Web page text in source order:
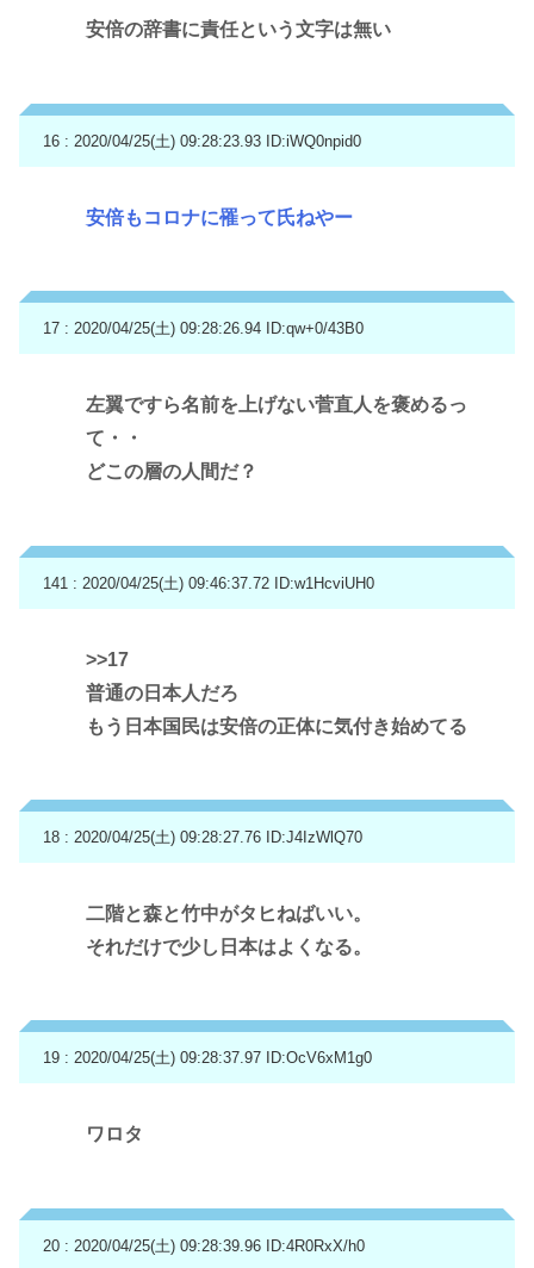
安倍の辞書に責任という文字は無い
16 : 2020/04/25(土) 09:28:23.93 ID:iWQ0npid0
安倍もコロナに罹って氏ねやー
17 : 2020/04/25(土) 09:28:26.94 ID:qw+0/43B0
左翼ですら名前を上げない菅直人を褒めるっ
て・・
どこの層の人間だ？
141 : 2020/04/25(土) 09:46:37.72 ID:w1HcviUH0
>>17
普通の日本人だろ
もう日本国民は安倍の正体に気付き始めてる
18 : 2020/04/25(土) 09:28:27.76 ID:J4IzWlQ70
二階と森と竹中がタヒねばいい。
それだけで少し日本はよくなる。
19 : 2020/04/25(土) 09:28:37.97 ID:OcV6xM1g0
ワロタ
20 : 2020/04/25(土) 09:28:39.96 ID:4R0RxX/h0